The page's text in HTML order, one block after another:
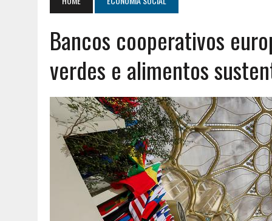
AGOSTO 2, 2026 | GERAÇÃO Z É UM MOVIMENTO DE LUTA DE CLASSES
ENCONTRO NACIONAL DA MÚTUA DOS
Bancos cooperativos
verdes e alimentos